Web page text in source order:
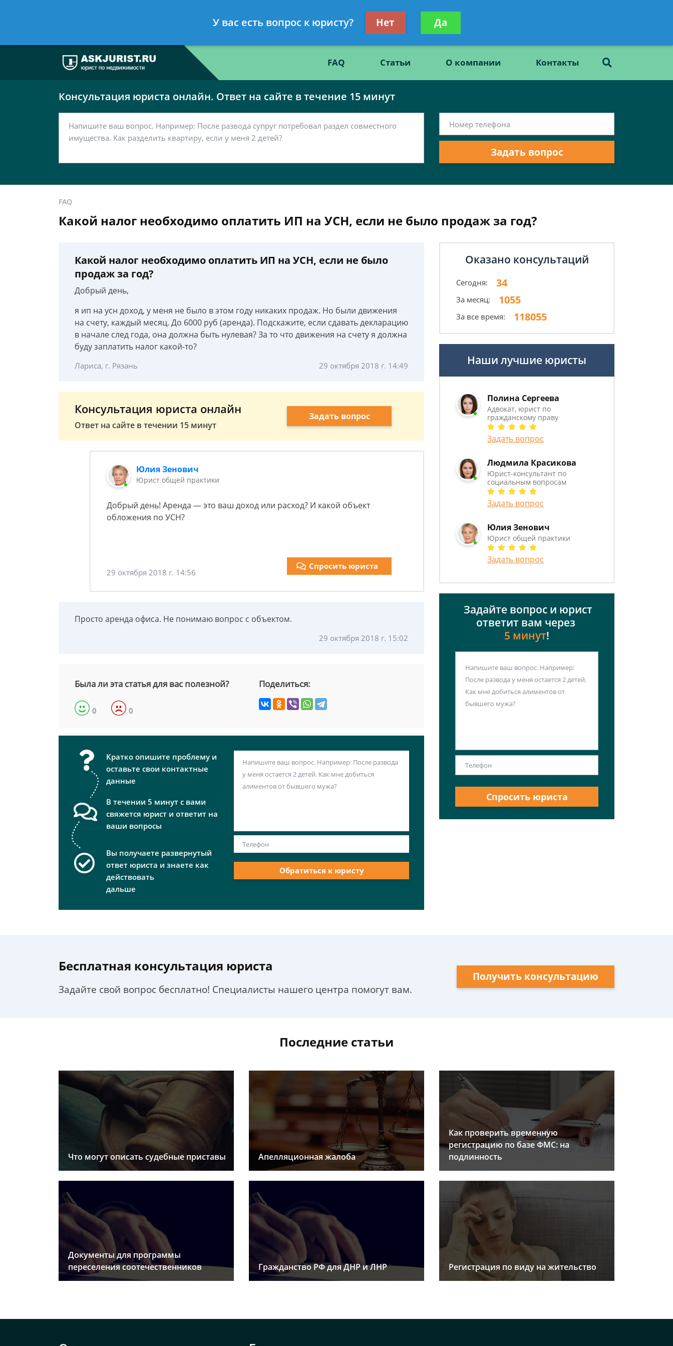
7 812 467-37-86
Получите консультацию
бесплатно
FAQ Статьи О компании Контакты
Консультация юриста онлайн. Ответ на сайте в течение 15 минут
Задать вопрос
FAQ
Какой налог необходимо оплатить ИП на УСН, если не было продаж за год?
Какой налог необходимо оплатить ИП на УСН, если не было
продаж за год?
Добрый день,
я ип на усн доход, у меня не было в этом году никаких продаж. Но были движения
на счету, каждый месяц. До 6000 руб (аренда). Подскажите, если сдавать декларацию
в начале след года, она должна быть нулевая? За то что движения на счету я должна
буду заплатить налог какой-то?
Лариса, г. Рязань 29 октября 2018 г. 14:49
Консультация юриста онлайн
Ответ на сайте в течении 15 минут
Задать вопрос
Юлия Зенович
Юрист общей практики
Добрый день! Аренда — это ваш доход или расход? И какой объект
обложения по УСН?
29 октября 2018 г. 14:56
Спросить юриста
Просто аренда офиса. Не понимаю вопрос с объектом.
29 октября 2018 г. 15:02
Была ли эта статья для вас полезной?
0 0
Поделиться:
Кратко опишите проблему и
оставьте свои контактные
данные
В течении 5 минут с вами
свяжется юрист и ответит на
ваши вопросы
Вы получаете развернутый
ответ юриста и знаете как
действовать
дальше
Обратиться к юристу
Оказано консультаций
Сегодня: 34
За месяц: 1055
За все время: 118055
Наши лучшие юристы
Полина Сергеева
Адвокат, юрист по
гражданскому праву
Задать вопрос
Людмила Красикова
Юрист-консультант по
социальным вопросам
Задать вопрос
Юлия Зенович
Юрист общей практики
Задать вопрос
Задайте вопрос и юрист
ответит вам через
5 минут!
Спросить юриста
Бесплатная консультация юриста
Задайте свой вопрос бесплатно! Специалисты нашего центра помогут вам.
Получить консультацию
Последние статьи
Что могут описать судебные приставы Апелляционная жалоба
Как проверить временную
регистрацию по базе ФМС: на
подлинность
Документы для программы
переселения соотечественников
Гражданство РФ для ДНР и ЛНР Регистрация по виду на жительство
У вас есть вопрос к юристу? Нет Да